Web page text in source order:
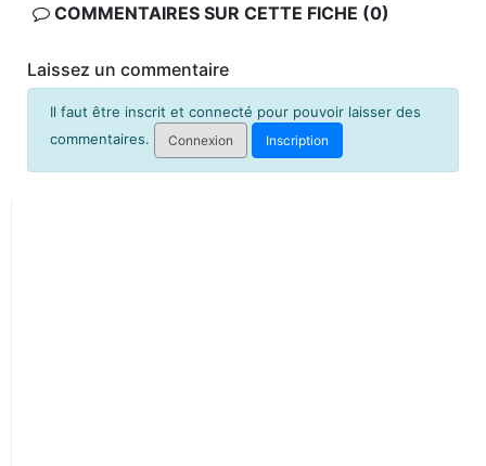
COMMENTAIRES SUR CETTE FICHE (0)
Laissez un commentaire
Il faut être inscrit et connecté pour pouvoir laisser des
commentaires.
Connexion Inscription